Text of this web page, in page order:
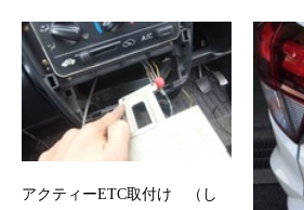
アクティーETC取付け （し